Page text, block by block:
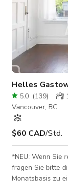
Helles
5.0 (139)
Vancouver, BC
$60 CAD/Std.
*NEU: Wenn Sie
fragen Sie bitte
Monatsbasis zu